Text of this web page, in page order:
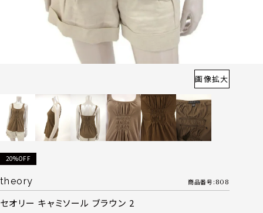
画像拡大
20%OFF
theory 商品番号 808
セオリー キャミソール ブラウン 2